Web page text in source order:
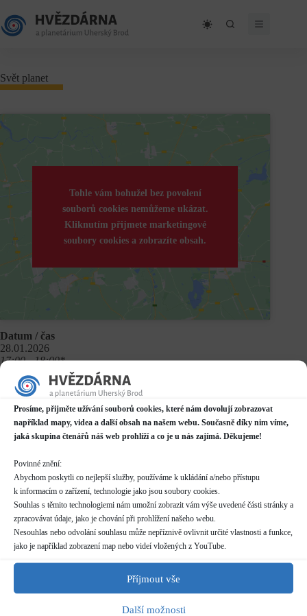
Prosíme, přijměte užívání souborů cookies, které nám dovolují zobrazovat
například mapy, videa a další obsah na našem webu. Současně díky nim víme,
jaká skupina čtenářů náš web prohlíží a co je u nás zajímá. Děkujeme!
Povinné znění:
Abychom poskytli co nejlepší služby, používáme k ukládání a/nebo přístupu
k informacím o zařízení, technologie jako jsou soubory cookies.
Souhlas s těmito technologiemi nám umožní zobrazit vám výše uvedené části stránky a
zpracovávat údaje, jako je chování při prohlížení našeho webu.
Nesouhlas nebo odvolání souhlasu může nepříznivě ovlivnit určité vlastnosti a funkce,
jako je například zobrazení map nebo videí vložených z YouTube.
Příjmout vše
Další možnosti
to
content
Svět planet
Tohle vám bohužel bez povolení
souborů cookies nemůžeme ukázat.
Kliknutím přijmete marketingové
soubory cookies a zobrazíte obsah.
Datum / čas
28.01.2026
17:00 - 18:00*
Místo konání
Mariánské náměstí 2187, Uherský Brod
Další informace o dostupnosti a parkování
Kategorie
Pravidelné akce
Rezervace
nelze rezervovat
skupiny více než 10 osob nutno hlásit předem (telefon/email)
pro skupiny více než 20 osob nutno dohodnout individuální
termín
Délka programu